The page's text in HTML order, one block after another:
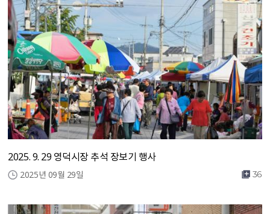
2025. 9. 29 영덕시장 추석 장보기 행사
2025년 09월 29일 36